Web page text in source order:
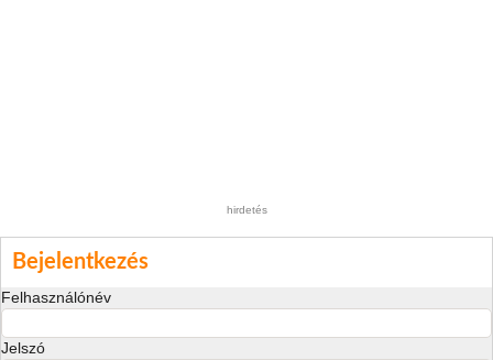
hirdetés
Bejelentkezés
Felhasználónév
Jelszó